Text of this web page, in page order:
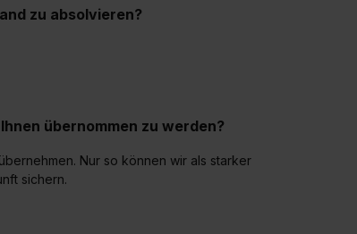
zu absolvieren?
übernommen zu werden?
Nur so können wir als starker
sichern.